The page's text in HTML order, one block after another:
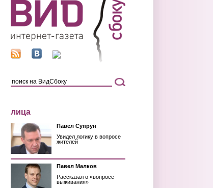
лица
Павел Супрун
Увидел логику в вопросе
жителей
Павел Малков
Рассказал о «вопросе
выживания»